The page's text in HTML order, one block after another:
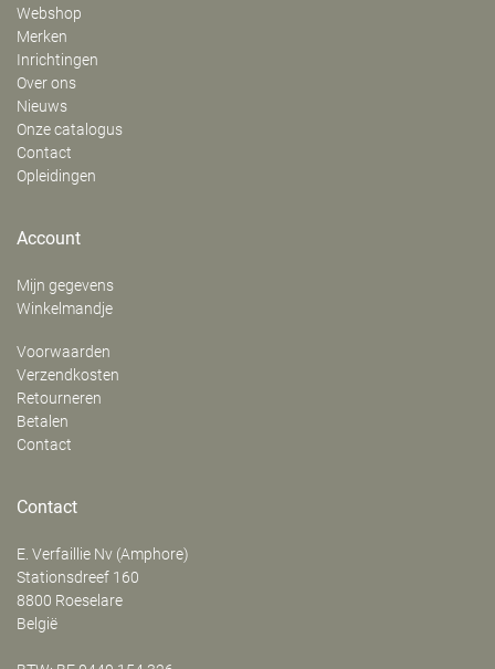
Webshop
Merken
Inrichtingen
Over ons
Nieuws
Onze catalogus
Contact
Opleidingen
Account
Mijn gegevens
Winkelmandje
Voorwaarden
Verzendkosten
Retourneren
Betalen
Contact
Contact
E. Verfaillie Nv (Amphore)
‍Stationsdreef 160
8800 Roeselare
België